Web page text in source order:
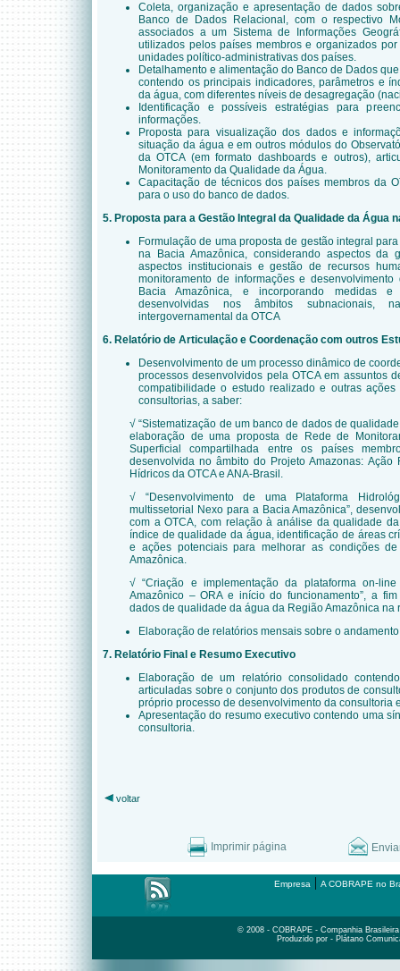
Coleta, organização e apresentação de dados
Banco de Dados Relacional, com o respectivo
associados a um Sistema de Informações
utilizados pelos países membros e organizados
unidades político-administrativas dos países.
Detalhamento e alimentação do Banco de Dados
contendo os principais indicadores, parâmetros e
da água, com diferentes níveis de desagregação
Identificação e possíveis estratégias para
informações.
Proposta para visualização dos dados e
situação da água e em outros módulos do
da OTCA (em formato dashboards e outros),
Monitoramento da Qualidade da Água.
Capacitação de técnicos dos países membros da
para o uso do banco de dados.
5. Proposta para a Gestão Integral da Qualidade da Água
Formulação de uma proposta de gestão integral
na Bacia Amazônica, considerando aspectos da
aspectos institucionais e gestão de recursos
monitoramento de informações e
Bacia Amazônica, e incorporando medidas
desenvolvidas nos âmbitos subnacionais,
intergovernamental da OTCA
6. Relatório de Articulação e Coordenação com outros
Desenvolvimento de um processo dinâmico de
processos desenvolvidos pela OTCA em assuntos
compatibilidade o estudo realizado e outras
consultorias, a saber:
√“Sistematização de um banco de dados de
elaboração de uma proposta de Rede de
Superficial compartilhada entre os países
desenvolvida no âmbito do Projeto Amazonas:
Hídricos da OTCA e ANA-Brasil.
√ “Desenvolvimento de uma Plataforma
multissetorial Nexo para a Bacia Amazônica”,
com a OTCA, com relação à análise da qualidade
índice de qualidade da água, identificação de áreas
e ações potenciais para melhorar as condições
Amazônica.
√ “Criação e implementação da plataforma on-
Amazônico – ORA e início do funcionamento”, a
dados de qualidade da água da Região Amazônica na
Elaboração de relatórios mensais sobre o
7. Relatório Final e Resumo Executivo
Elaboração de um relatório consolidado
articuladas sobre o conjunto dos produtos de
próprio processo de desenvolvimento da consultoria
Apresentação do resumo executivo contendo uma
consultoria.
voltar
Imprimir página
Empresa | A COBRAPE no
© 2008 - COBRAPE - Companhia
Produzido por - Plátano